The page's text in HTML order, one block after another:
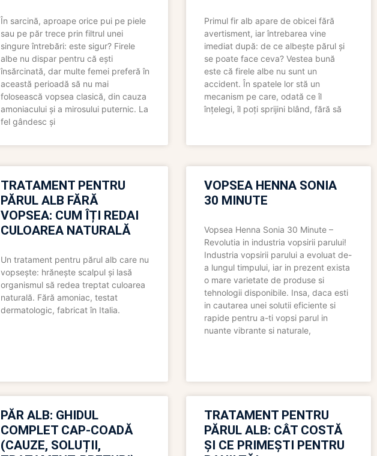
În sarcină, aproape orice pui pe piele
sau pe păr trece prin filtrul unei
singure întrebări: este sigur? Firele
albe nu dispar pentru că ești
însărcinată, dar multe femei preferă în
această perioadă să nu mai
folosească vopsea clasică, din cauza
amoniacului și a mirosului puternic. La
fel gândesc și
Primul fir alb apare de obicei fără
avertisment, iar întrebarea vine
imediat după: de ce albește părul și
se poate face ceva? Vestea bună
este că firele albe nu sunt un
accident. În spatele lor stă un
mecanism pe care, odată ce îl
înțelegi, îl poți sprijini blând, fără să
TRATAMENT PENTRU
PĂRUL ALB FĂRĂ
VOPSEA: CUM ÎȚI REDAI
CULOAREA NATURALĂ
Un tratament pentru părul alb care nu
vopsește: hrănește scalpul și lasă
organismul să redea treptat culoarea
naturală. Fără amoniac, testat
dermatologic, fabricat în Italia.
VOPSEA HENNA SONIA
30 MINUTE
Vopsea Henna Sonia 30 Minute –
Revolutia in industria vopsirii parului!
Industria vopsirii parului a evoluat de-
a lungul timpului, iar in prezent exista
o mare varietate de produse si
tehnologii disponibile. Insa, daca esti
in cautarea unei solutii eficiente si
rapide pentru a-ti vopsi parul in
nuante vibrante si naturale,
PĂR ALB: GHIDUL
COMPLET CAP-COADĂ
(CAUZE, SOLUȚII,
TRATAMENT PENTRU
PĂRUL ALB: CÂT COSTĂ
ȘI CE PRIMEȘTI PENTRU